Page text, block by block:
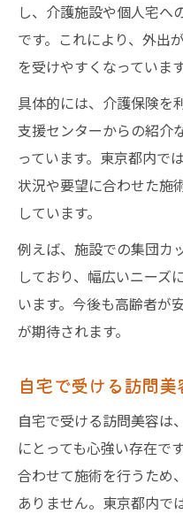
し、介護施設や個人宅へ
です。これにより、外出
を受けやすくなっています
具体的には、介護保険を
支援センターからの紹介
っています。東京都内で
状況や要望に合わせた施
しています。
例えば、施設での集団カ
しており、幅広いニーズ
います。今後も高齢者が
が期待されます。
自宅で受ける訪問
自宅で受ける訪問美容は
にとっても心強い存在で
合わせて施術を行うため
ありません。東京都内で